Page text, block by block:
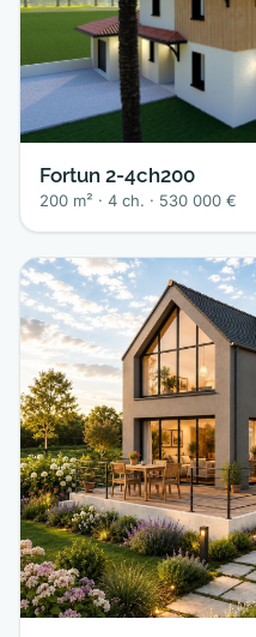
Fortun 2-4ch200
200 m² · 4 ch. · 530 000 €